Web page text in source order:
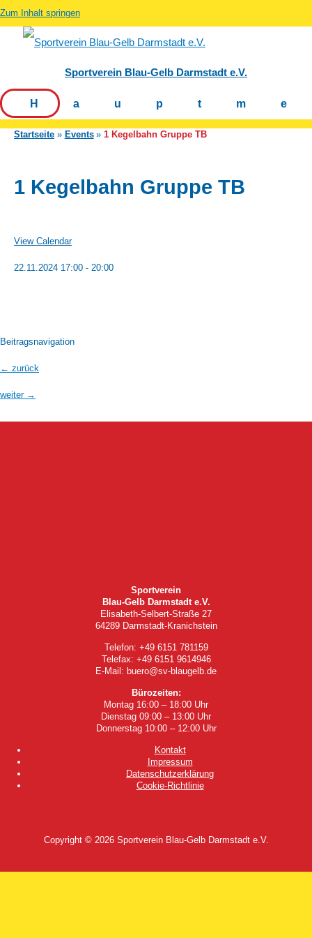
Zum Inhalt springen
Sportverein Blau-Gelb Darmstadt e.V.
Startseite Events 1 Kegelbahn Gruppe TB
1 Kegelbahn Gruppe TB
View Calendar
22.11.2024 17:00 - 20:00
Beitragsnavigation
← zurück
weiter →
Sportverein
Blau-Gelb Darmstadt e.V.
Elisabeth-Selbert-Straße 27
64289 Darmstadt-Kranichstein
Telefon: +49 6151 781159
Telefax: +49 6151 9614946
E-Mail: buero@sv-blaugelb.de
Bürozeiten:
Montag 16:00 – 18:00 Uhr
Dienstag 09:00 – 13:00 Uhr
Donnerstag 10:00 – 12:00 Uhr
Kontakt
Impressum
Datenschutzerklärung
Cookie-Richtlinie
Copyright © 2026 Sportverein Blau-Gelb Darmstadt e.V.